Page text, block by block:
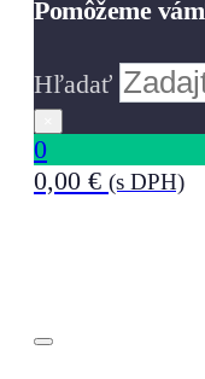
Pomôžeme
Hľadať
0
0,00 € (s DPH)